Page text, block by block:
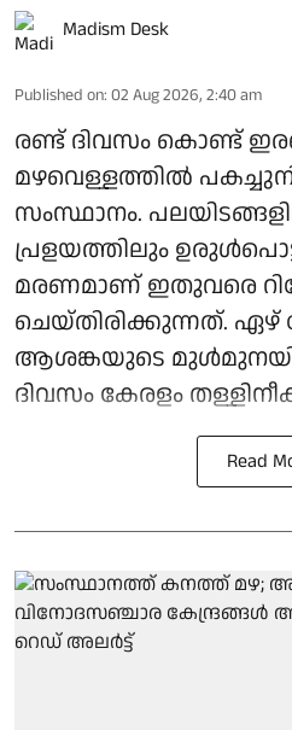
Madism Desk
Published on: 02 Aug 2026, 2:40 am
രണ്ട് ദിവസം കൊണ്ട്
മഴവെള്ളത്തിൽ
സംസ്ഥാനം.
പ്രളയത്തിലും
മരണമാണ് ഇതുവരെ
ചെയ്തിരിക്കുന്നത്. ഏഴ്
ആശങ്കയുടെ
ദിവസം കേരളം
Read